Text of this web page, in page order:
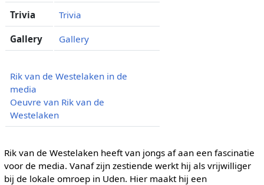
Trivia Trivia
Gallery Gallery
Rik van de Westelaken in de
media
Oeuvre van Rik van de
Westelaken
Rik van de Westelaken heeft van jongs af aan een fascinatie
voor de media. Vanaf zijn zestiende werkt hij als vrijwilliger
bij de lokale omroep in Uden. Hier maakt hij een